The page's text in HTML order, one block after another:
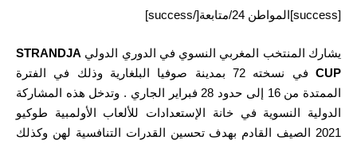
[success]المواطن 24/متابعة[/success]
يشارك المنتخب المغربي النسوي في الدوري الدولي STRANDJA
CUP
في نسخته 72 بمدينة صوفيا البلغارية وذلك في الفترة
الممتدة من 16 إلى حدود 28 فبراير الجاري . وتدخل هذه المشاركة
الدولية النسوية في خانة الإستعدادات للألعاب الأولمبية طوكيو
2021 الصيف القادم بهدف تحسين القدرات التنافسية لهن وكذلك